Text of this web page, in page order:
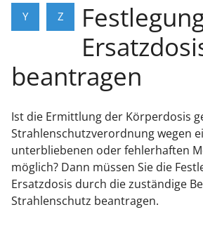
Y Z
beantragen
Ist die Ermittlung der Körperdosis
Strahlenschutzverordnung wegen
unterbliebenen oder fehlerhaften
möglich? Dann müssen Sie die
Ersatzdosis durch die zuständige
Strahlenschutz beantragen.